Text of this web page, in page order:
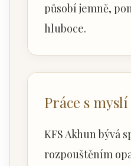
působí jemně,
hluboce.
Práce s
KFS Akhun bývá
rozpouštěním